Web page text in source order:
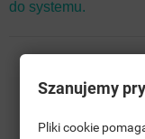
do systemu.
Darmowa
Szanujemy
Pliki cookie